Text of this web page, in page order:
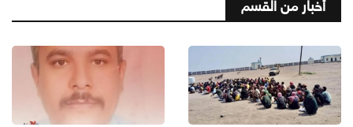
أخبار من القسم